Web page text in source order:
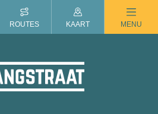
ROUTES KAART MENU